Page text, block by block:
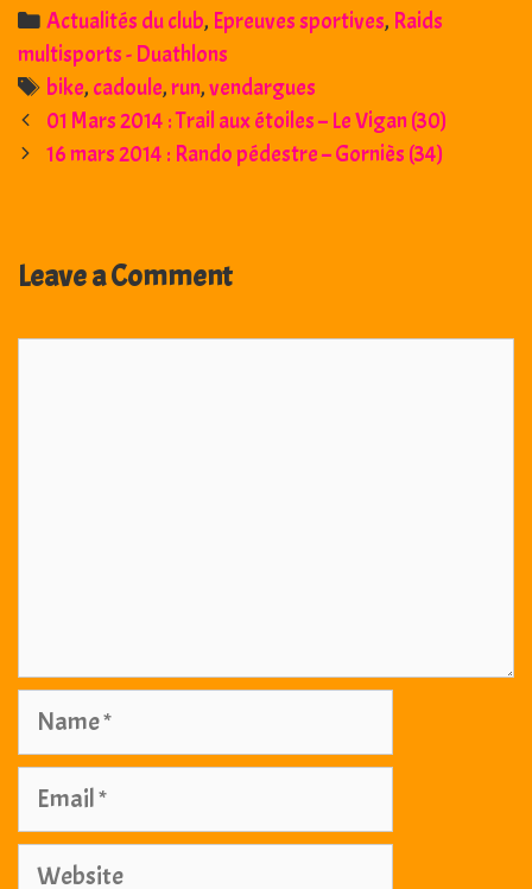
Categories
Actualités du club, Epreuves sportives, Raids
multisports - Duathlons
Tags
bike, cadoule,run,vendargues
Post
navigation
01 Mars 2014 : Trail aux étoiles – Le Vigan (30)
16 mars 2014 : Rando pédestre – Gorniès (34)
Leave a Comment
Name
Email
Website